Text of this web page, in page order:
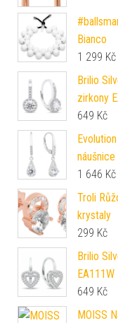
Bianco
1 299 Kč
Brilio
zirkony
649 Kč
1 646 Kč
Troli
krystaly
299 Kč
Brilio
EA111W
649 Kč
MOISS